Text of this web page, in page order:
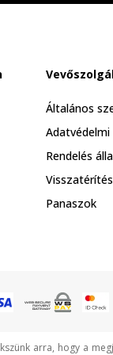
Általános
Rendelés
Panaszok
arra, hogy a